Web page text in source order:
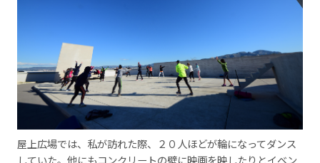
屋上広場では、私が訪れた際、２０人ほどが輪になってダンス
していた。他にもコンクリートの壁に映画を映したりとイベン